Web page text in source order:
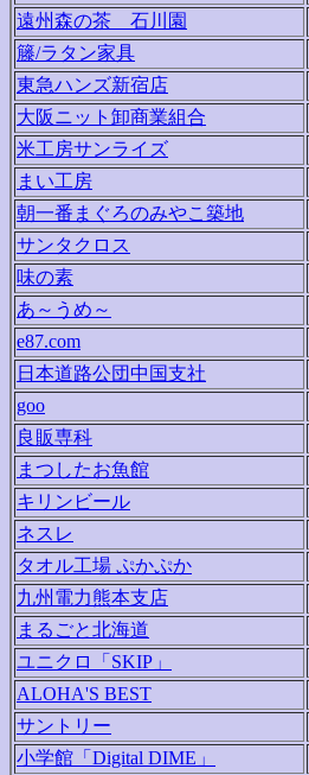
遠州森の茶 石川園
籐/ラタン家具
東急ハンズ新宿店
大阪ニット卸商業組合
米工房サンライズ
まい工房
朝一番まぐろのみやこ築地
サンタクロス
味の素
あ～うめ～
e87.com
日本道路公団中国支社
goo
良販専科
まつしたお魚館
キリンビール
ネスレ
タオル工場 ぷかぷか
九州電力熊本支店
まるごと北海道
ユニクロ「SKIP」
ALOHA'S BEST
サントリー
小学館「Digital DIME」